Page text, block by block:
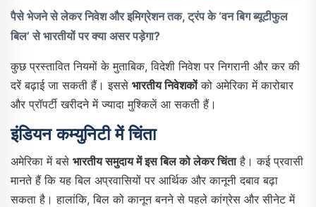
पैसे भेजने से लेकर निवेश और इमिग्रेशन तक, ट्रंप के ‘वन बिग ब्यूटीफुल
बिल’ से भारतीयों पर क्या असर पड़ेगा?
कुछ प्रस्तावित नियमों के मुताबिक, विदेशी निवेश पर निगरानी और कर की
दरें बढ़ाई जा सकती हैं। इससे भारतीय निवेशकोंको अमेरिका में कारोबार
और प्रॉपर्टी खरीदने में ज्यादा मुश्किलें आ सकती हैं।
इंडियन कम्युनिटी में चिंता
अमेरिका में बसे भारतीय समुदाय में इस बिल को लेकर चिंताहै। कई प्रवासी
मानते हैं कि यह बिल अप्रवासियों पर आर्थिक और कानूनी दबाव बढ़ा
सकता है। हालांकि, बिल को कानून बनने से पहले कांग्रेस और सीनेट में